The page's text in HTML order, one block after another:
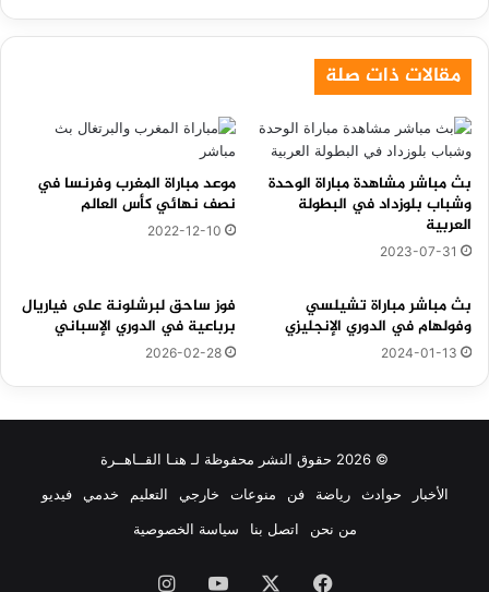
مقالات ذات صلة
بث مباشر مشاهدة مباراة الوحدة
وشباب بلوزداد في البطولة
العربية
2023-07-31
موعد مباراة المغرب وفرنسا في
نصف نهائي كأس العالم
2022-12-10
بث مباشر مباراة تشيلسي
وفولهام في الدوري الإنجليزي
2024-01-13
فوز ساحق لبرشلونة على فياريال
برباعية في الدوري الإسباني
2026-02-28
© 2026 حقوق النشر محفوظة لـ هنـا القــاهــرة
الأخبار
حوادث رياضة فن منوعات خارجي التعليم خدمي
فيديو
من نحن
اتصل بنا سياسة الخصوصية
فيسبوك ‫YouTubeانستقرام